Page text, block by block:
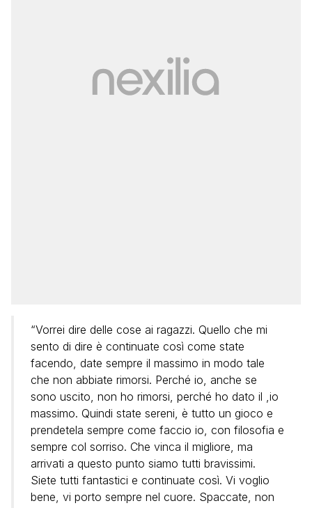
“Vorrei dire delle cose ai ragazzi. Quello che mi
sento di dire è continuate così come state
facendo, date sempre il massimo in modo tale
che non abbiate rimorsi. Perché io, anche se
sono uscito, non ho rimorsi, perché ho dato il ,io
massimo. Quindi state sereni, è tutto un gioco e
prendetela sempre come faccio io, con filosofia e
sempre col sorriso. Che vinca il migliore, ma
arrivati a questo punto siamo tutti bravissimi.
Siete tutti fantastici e continuate così. Vi voglio
bene, vi porto sempre nel cuore. Spaccate, non